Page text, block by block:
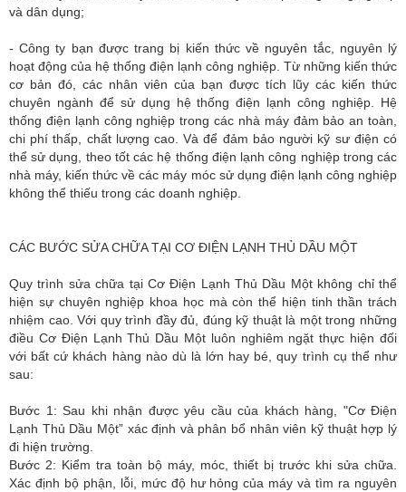
và dân dụng;
- Công ty bạn được trang bị kiến thức về nguyên tắc, nguyên lý
hoạt động của hệ thống điện lạnh công nghiệp. Từ những kiến thức
cơ bản đó, các nhân viên của bạn được tích lũy các kiến thức
chuyên ngành để sử dụng hệ thống điện lạnh công nghiệp. Hệ
thống điện lạnh công nghiệp trong các nhà máy đảm bảo an toàn,
chi phí thấp, chất lượng cao. Và để đảm bảo người kỹ sư điện có
thể sử dụng, theo tốt các hệ thống điện lạnh công nghiệp trong các
nhà máy, kiến thức về các máy móc sử dụng điện lạnh công nghiệp
không thể thiếu trong các doanh nghiệp.
CÁC BƯỚC SỬA CHỮA TẠI CƠ ĐIỆN LẠNH THỦ DẦU MỘT
Quy trình sửa chữa tại Cơ Điện Lạnh Thủ Dầu Một không chỉ thể
hiện sự chuyên nghiệp khoa học mà còn thể hiện tinh thần trách
nhiệm cao. Với quy trình đầy đủ, đúng kỹ thuật là một trong những
điều Cơ Điện Lạnh Thủ Dầu Một luôn nghiêm ngặt thực hiện đối
với bất cứ khách hàng nào dù là lớn hay bé, quy trình cụ thể như
sau:
Bước 1: Sau khi nhận được yêu cầu của khách hàng, "Cơ Điện
Lạnh Thủ Dầu Một” xác định và phân bổ nhân viên kỹ thuật hợp lý
đi hiện trường.
Bước 2: Kiểm tra toàn bộ máy, móc, thiết bị trước khi sửa chữa.
Xác định bộ phận, lỗi, mức độ hư hỏng của máy và tìm ra nguyên